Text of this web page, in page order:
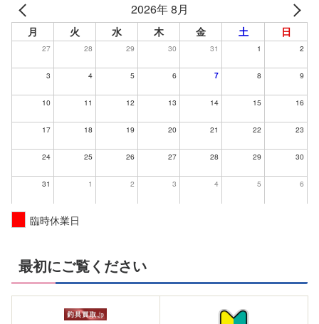
2026年 8月
月 火 水 木 金 土 日
27 28 29 30 31 1 2
3 4 5 6 7 8 9
10 11 12 13 14 15 16
17 18 19 20 21 22 23
24 25 26 27 28 29 30
31 1 2 3 4 5 6
臨時休業日
最初にご覧ください